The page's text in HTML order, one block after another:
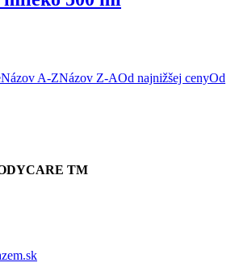
Názov A-ZNázov Z-AOd najnižšej cenyOd
TM